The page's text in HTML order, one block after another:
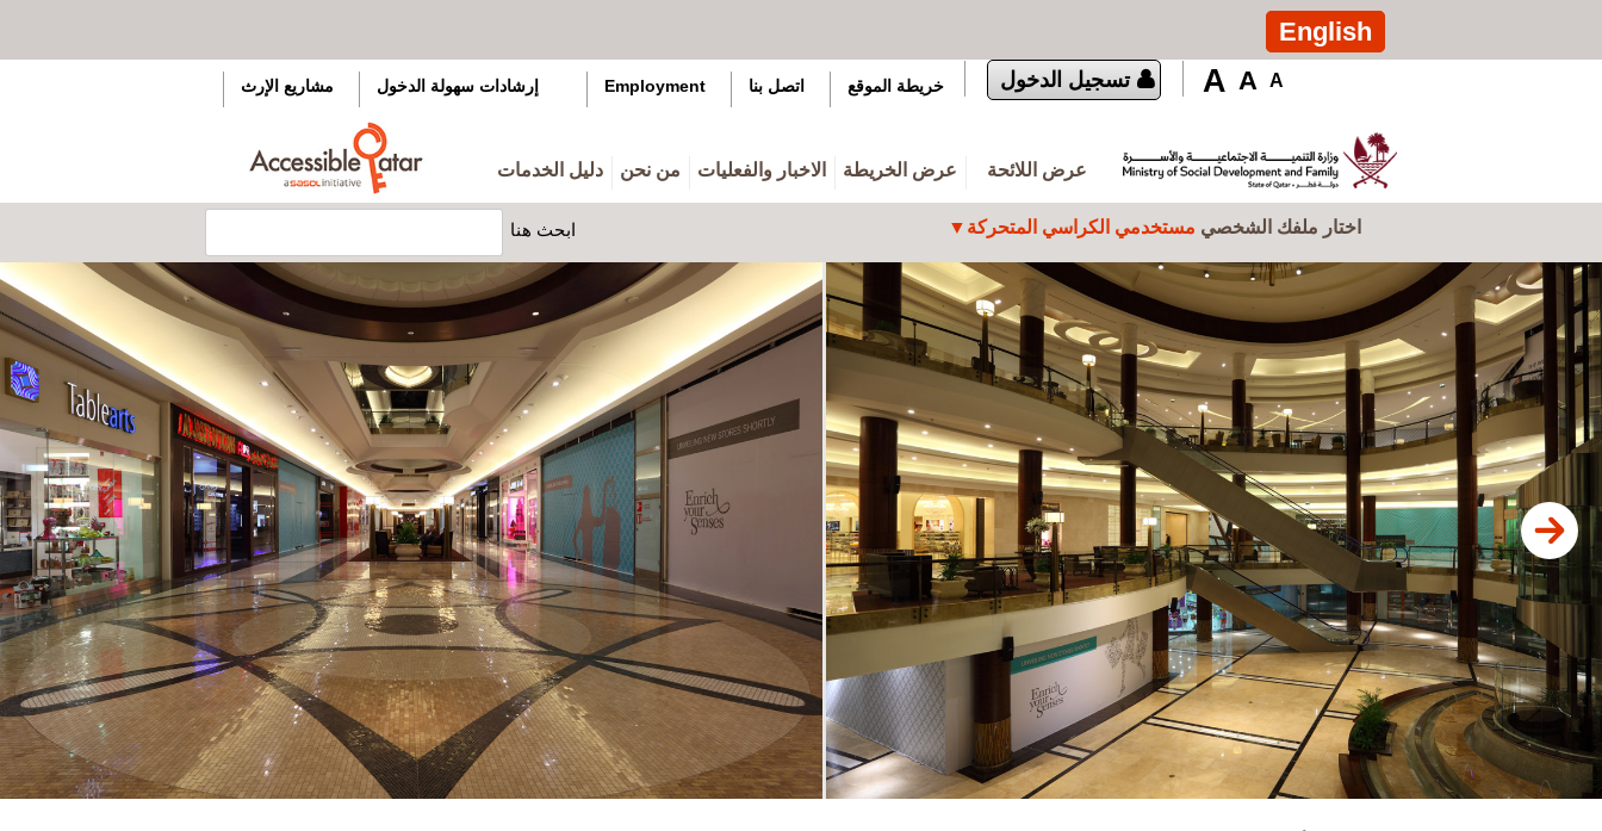
تجاوز إلى المحتوى الرئيسي
English
A
A
A تسجيل الدخول خريطة الموقع اتصل بنا Employment إرشادات سهولة الدخول مشاريع الإرث
عرض اللائحة عرض الخريطة الاخبار والفعليات من نحن دليل الخدمات
اختار ملفك الشخصي مستخدمي الكراسي المتحركة ابحث هنا